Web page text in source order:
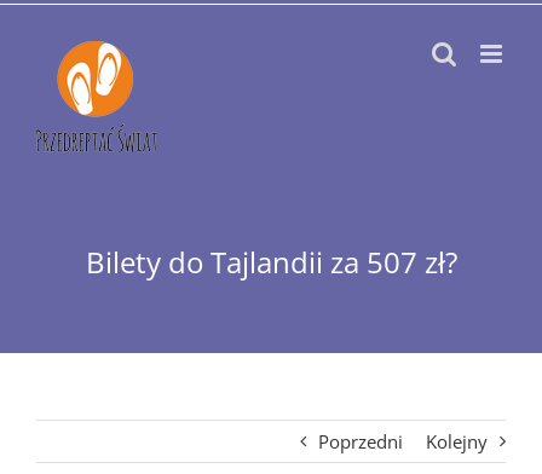
Przejdź
zawartości
Bilety do Tajlandii za 507 zł?
Poprzedni Kolejny